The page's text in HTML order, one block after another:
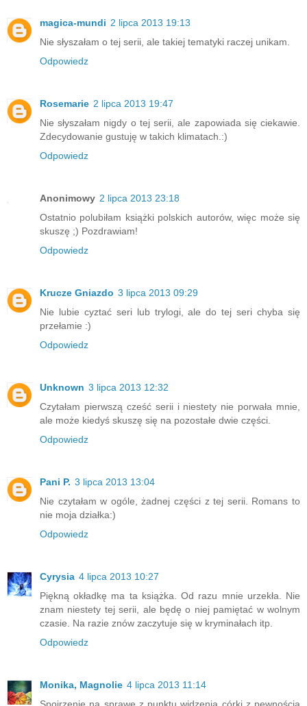
magica-mundi 2 lipca 2013 19:13
Nie słyszałam o tej serii, ale takiej tematyki raczej unikam.
Odpowiedz
Rosemarie 2 lipca 2013 19:47
Nie słyszałam nigdy o tej serii, ale zapowiada się ciekawie.
Zdecydowanie gustuję w takich klimatach.:)
Odpowiedz
Anonimowy 2 lipca 2013 23:18
Ostatnio polubiłam książki polskich autorów, więc może się
skuszę ;) Pozdrawiam!
Odpowiedz
Krucze Gniazdo 3 lipca 2013 09:29
Nie lubie cyztać seri lub trylogi, ale do tej seri chyba się
przełamie :)
Odpowiedz
Unknown 3 lipca 2013 12:32
Czytałam pierwszą cześć serii i niestety nie porwała mnie,
ale może kiedyś skuszę się na pozostałe dwie części.
Odpowiedz
Pani P. 3 lipca 2013 13:04
Nie czytałam w ogóle, żadnej części z tej serii. Romans to
nie moja działka:)
Odpowiedz
Cyrysia 4 lipca 2013 10:27
Piękną okładkę ma ta książka. Od razu mnie urzekła. Nie
znam niestety tej serii, ale będę o niej pamiętać w wolnym
czasie. Na razie znów zaczytuje się w kryminałach itp.
Odpowiedz
Monika, Magnolie 4 lipca 2013 11:14